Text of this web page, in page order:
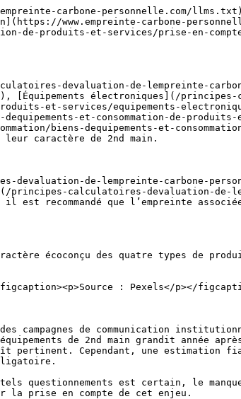
carbone-personnelle.com/
www.empreinte-carbone-
de-produits-et-services/prise-en-
devaluation-de-lempreinte-
[Équipements électroniques](/
produits-et-services/equipements-
et-consommation-de-
biens-dequipements-et-
leur caractère de 2nd main.
de-lempreinte-carbone-
principes-calculatoires-devaluation-de-
il est recommandé que l’empreinte
écoconçu des quatre types de
: Pexels</p></
campagnes de communication
de 2nd main grandit année
pertinent. Cependant, une estimation
questionnements est certain, le
la prise en compte de cet enjeu.